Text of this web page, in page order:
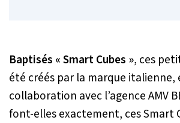
Baptisés « Smart Cubes », ces
été créés par la marque italienne,
collaboration avec l’agence AMV
font-elles exactement, ces Smart